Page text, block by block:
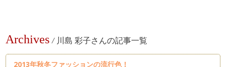
Archives / 川島 彩子さんの記事一覧
2013年秋冬ファッションの流行色！